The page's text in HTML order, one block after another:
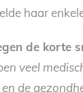
haar
de korte
veel
de